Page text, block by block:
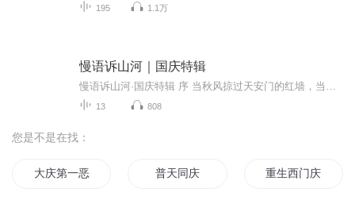
195 1.1万
慢语诉山河｜国庆特辑
13 808
您是不是在找：
大庆第一恶 普天同庆 重生西门庆